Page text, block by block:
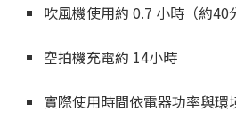
吹風機使用約 0.7 小時（約40
空拍機充電約 14小時
實際使用時間依電器功率與環